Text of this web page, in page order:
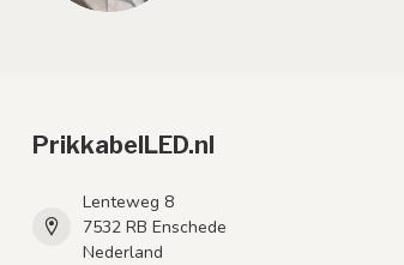
PrikkabelLED.nl
Lenteweg 8
7532 RB Enschede
Nederland